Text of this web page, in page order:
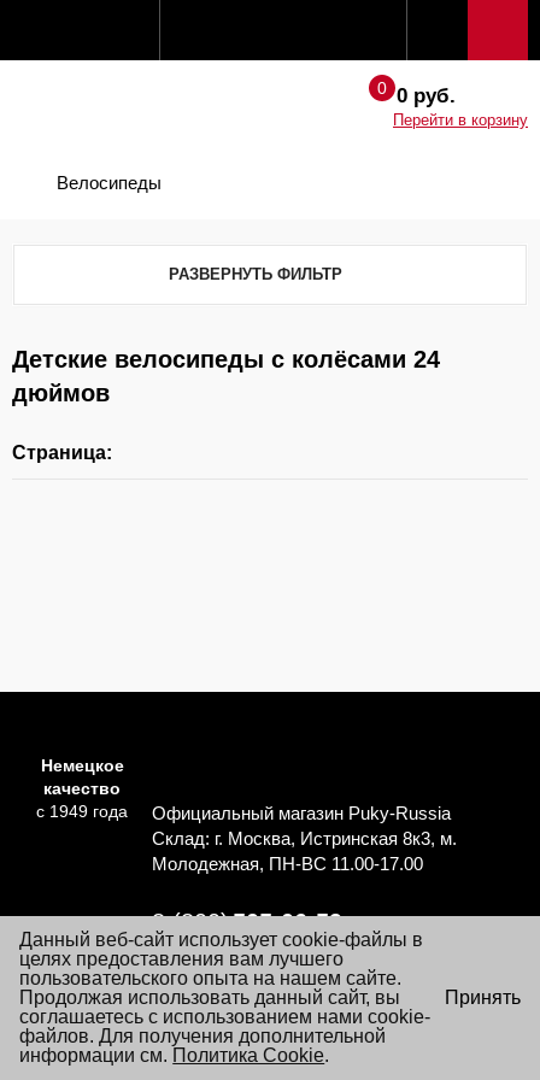
0 руб.
Перейти в корзину
Велосипеды
РАЗВЕРНУТЬ ФИЛЬТР
Детские велосипеды с колёсами 24
дюймов
Страница:
Немецкое
качество
с 1949 года
Официальный магазин Puky-Russia
Склад: г. Москва, Истринская 8к3, м.
Молодежная, ПН-ВС 11.00-17.00
8 (800)505-06-59
Перезвоните мне
Согласие на обработку персональных данных
Политика обработки персональных данных
Условия заказа и покупки товаров
×
Посещая настоящий сайт Вы даете согласие на обработку
файлов «cookie», пользовательских данных …
Данный веб-сайт использует cookie-файлы в
целях предоставления вам лучшего
пользовательского опыта на нашем сайте.
Продолжая использовать данный сайт, вы
соглашаетесь с использованием нами cookie-
файлов. Для получения дополнительной
информации см. Политика Cookie.
Принять